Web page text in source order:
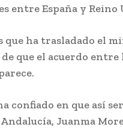
entre España y Reino
que ha trasladado el
de que el acuerdo
confiado en que así
Juanma